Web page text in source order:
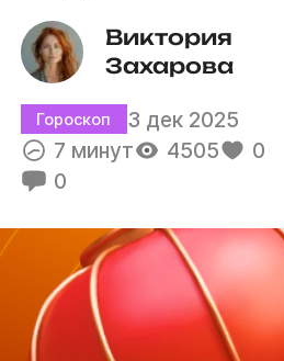
Виктория
Захарова
Гороскоп
3 дек 2025
7 минут
4505
0
0